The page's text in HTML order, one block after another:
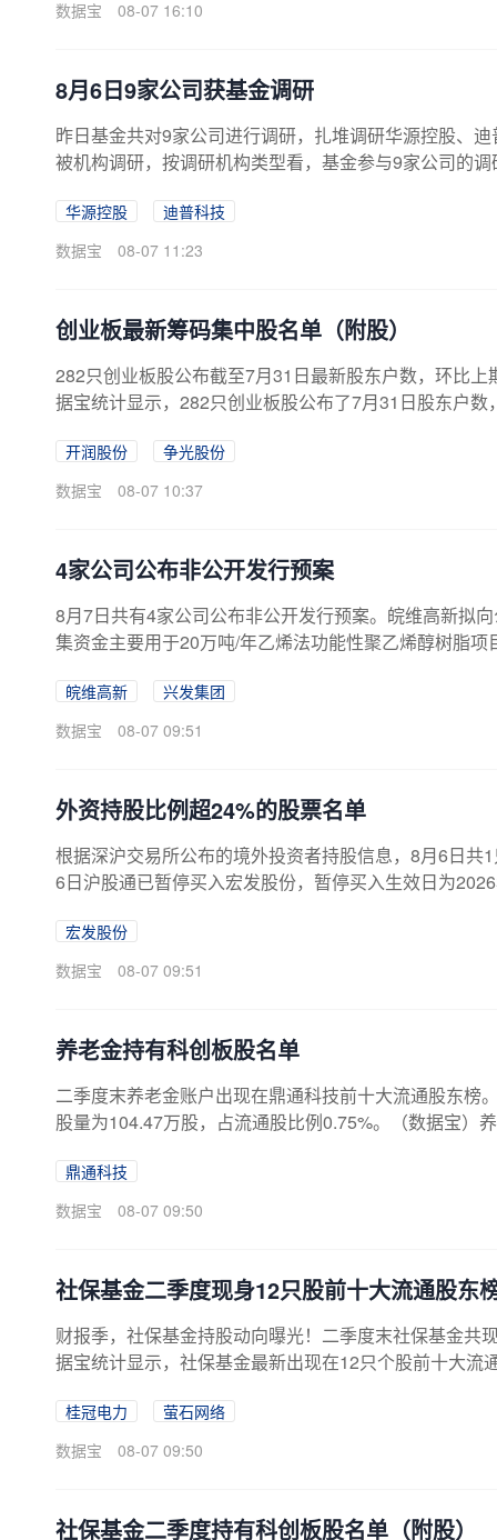
数据宝
08-07 16:10
8月6日9家公司获基金调研
昨日基金共对9家公司进行调研，扎堆调研华源控股、
被机构调研，按调研机构类型看，基金参与9家公司的
统计，深市主板公司有5家，创业板公司有3家，沪市
元以上的共有2家，其中总市值超千亿元的有京东方A
华源控股
迪普科技
数据宝
08-07 11:23
创业板最新筹码集中股名单（附股）
282只创业板股公布截至7月31日最新股东户数，环比
据宝统计显示，282只创业板股公布了7月31日股东户
7户，较7月20日下降24.02%，筹码集中以来该股累计
元。其次是争光股份，截至7月31日最新股东户数为
开润股份
争光股份
数据宝
08-07 10:37
4家公司公布非公开发行预案
8月7日共有4家公司公布非公开发行预案。皖维高新拟
集资金主要用于20万吨/年乙烯法功能性聚乙烯醇树脂
募集资金30.00亿元，募集资金主要用于桥沟磷矿280
款。依顿电子拟向包括公司控股股东四川九洲投资控股
皖维高新
兴发集团
数据宝
08-07 09:51
外资持股比例超24%的股票名单
根据深沪交易所公布的境外投资者持股信息，8月6日
6日沪股通已暂停买入宏发股份，暂停买入生效日为
比例（%）600885宏发股份 4.1426.78注：境外投资者含QFII/RQFII/深股通/全球存托凭证跨境转换机构/全球存托凭证存托
人；沪市境外投资者含QFII/RQFII/沪股通/境外跨境转
宏发股份
数据宝
08-07 09:51
养老金持有科创板股名单
二季度末养老金账户出现在鼎通科技前十大流通股东榜
股量为104.47万股，占流通股比例0.75%。（数据宝）
成投资建议，股市有风险，投资需谨慎。科创零距离、
金、国家队、养老金、机构重仓、科创板、机构持仓、
鼎通科技
数据宝
08-07 09:50
社保基金二季度现身12只股前十大流通股东
财报季，社保基金持股动向曝光！二季度末社保基金共
据宝统计显示，社保基金最新出现在12只个股前十大
电力、萤石网络等2只股有2家社保基金集中现身，持
有比例最多的是乐鑫科技，持股量占流通股比例为
桂冠电力
萤石网络
数据宝
08-07 09:50
社保基金二季度持有科创板股名单（附股）